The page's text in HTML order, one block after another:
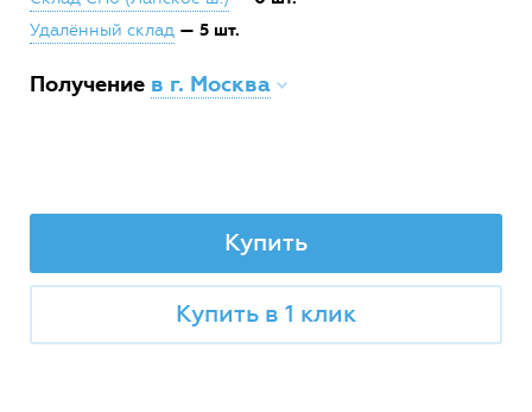
Удалённый склад — 5 шт.
Получение в г. Москва
Купить
Купить в 1 клик